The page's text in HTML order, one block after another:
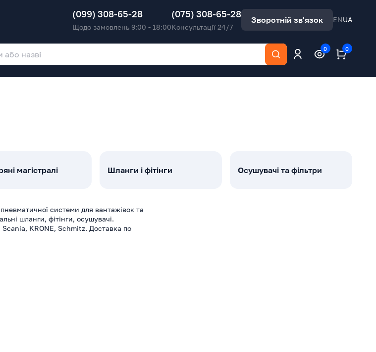
(099) 308-65-28
Щодо замовлень 9:00 - 18:00
(075) 308-65-28
Консультації 24/7
Зворотній зв'язок ENUA
0 0
магістралі Шланги і фітінги Осушувачі та фільтри
системи для вантажівок та
шланги, фітінги, осушувачі.
Scania, KRONE, Schmitz. Доставка по